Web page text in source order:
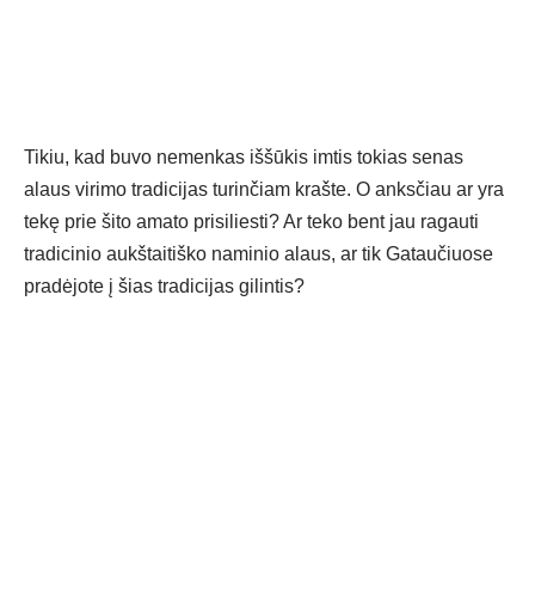
Tikiu, kad buvo nemenkas iššūkis imtis tokias senas
alaus virimo tradicijas turinčiam krašte. O anksčiau ar yra
tekę prie šito amato prisiliesti? Ar teko bent jau ragauti
tradicinio aukštaitiško naminio alaus, ar tik Gataučiuose
pradėjote į šias tradicijas gilintis?